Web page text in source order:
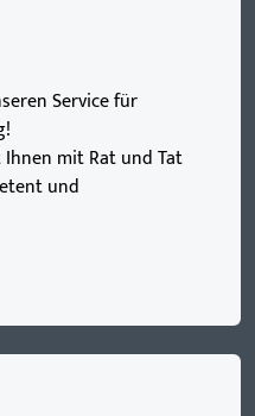
Service für
mit Rat und Tat
und